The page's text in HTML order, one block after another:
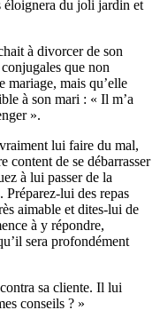
éloignera du joli jardin et
à divorcer de son
que non
mariage, mais qu’elle
à son mari : « Il m’a
».
lui faire du mal,
content de se débarrasser
à lui passer de la
Préparez-lui des repas
aimable et dites-lui de
à y répondre,
sera profondément
sa cliente. Il lui
conseils ? »